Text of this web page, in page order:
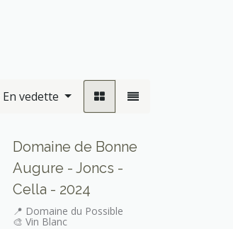
En vedette
Domaine de Bonne
Augure - Joncs -
Cella - 2024
📍 Domaine du Possible
🎨 Vin Blanc